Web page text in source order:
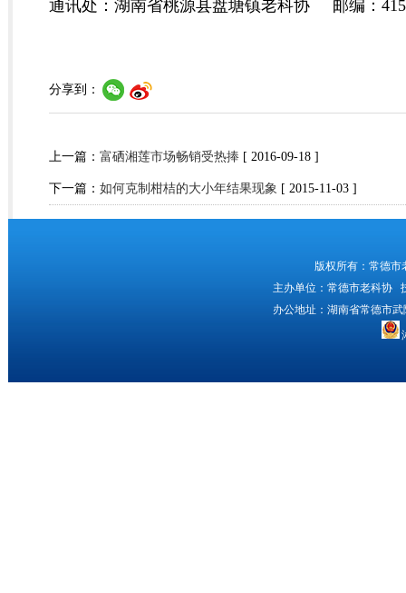
通讯处：湖南省桃源县盘塘镇老科协 邮编：
分享到：
上一篇： 富硒湘莲市场畅销受热捧 [ 2016-09-18 ]
下一篇： 如何克制柑桔的大小年结果现象 [ 2015-11-03 ]
版权所有：常德
主办单位：常德市老科协
办公地址：湖南省常德市